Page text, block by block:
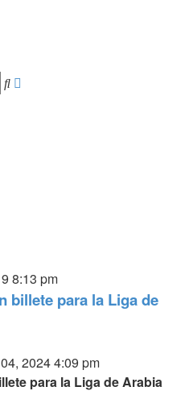
Buscar
8:13 pm
billete para la Liga de
2024 4:09 pm
para la Liga de Arabia